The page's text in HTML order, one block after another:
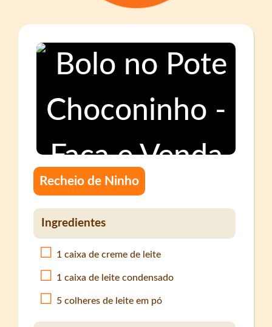
Recheio de Ninho
Ingredientes
1 caixa de creme de leite
1 caixa de leite condensado
5 colheres de leite em pó